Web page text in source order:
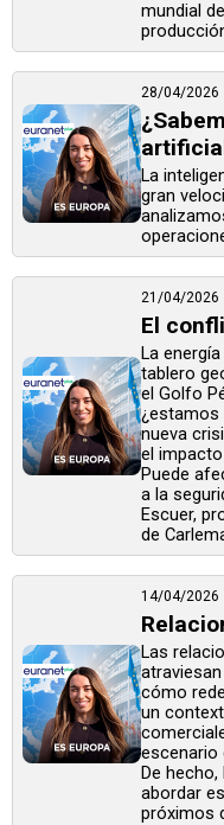
mundial
28/04/2026
La
gran
21/04/2026
El
La
tablero
el Golfo
¿estamos
nueva
el
Puede
a la
Escuer,
de
14/04/2026
Las
cómo
un
escenario
De
abordar
próximos